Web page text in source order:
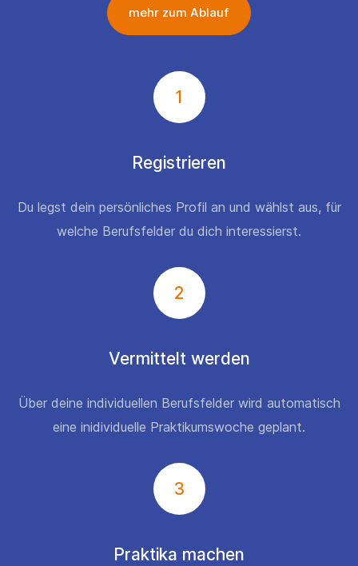
mehr zum Ablauf
1
Registrieren
Du legst dein persönliches Profil an und wählst aus, für
welche Berufsfelder du dich interessierst.
2
Vermittelt werden
Über deine individuellen Berufsfelder wird automatisch
eine inidividuelle Praktikumswoche geplant.
3
Praktika machen